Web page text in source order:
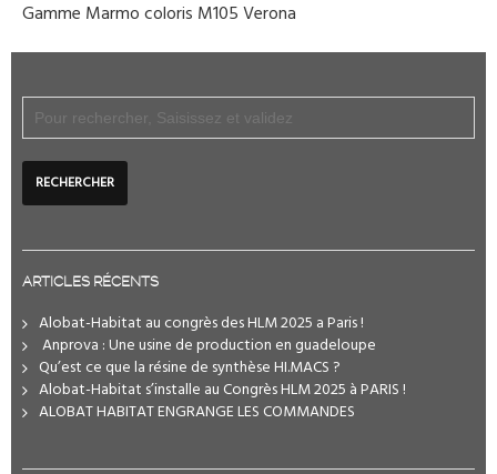
Gamme Marmo coloris M105 Verona
ARTICLES RÉCENTS
Alobat-Habitat au congrès des HLM 2025 a Paris !
️ Anprova : Une usine de production en guadeloupe
Qu’est ce que la résine de synthèse HI.MACS ?
Alobat-Habitat s’installe au Congrès HLM 2025 à PARIS !
ALOBAT HABITAT ENGRANGE LES COMMANDES